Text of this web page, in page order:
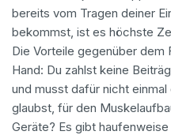
bereits vom Tragen deiner
bekommst, ist es höchste
Die Vorteile gegenüber
Hand: Du zahlst keine
und musst dafür nicht
glaubst, für den
Geräte? Es gibt